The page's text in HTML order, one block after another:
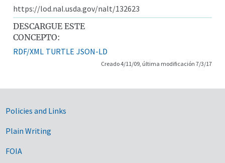
https://lod.nal.usda.gov/nalt/132623
DESCARGUE ESTE
CONCEPTO:
RDF/XML TURTLE JSON-LD
Creado 4/11/09, última modificación 7/3/17
Government Links
Policies and Links
Plain Writing
FOIA